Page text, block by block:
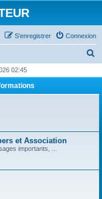
Connexion
S’enregistrer
h
02:45
et Association
importants, ...